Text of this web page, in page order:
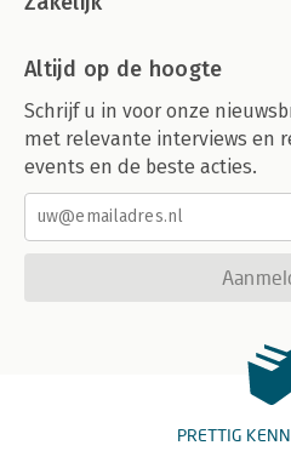
Altijd op de hoogte
Schrijf u in voor onze
met relevante interviews en
events en de beste acties.
PRETTIG